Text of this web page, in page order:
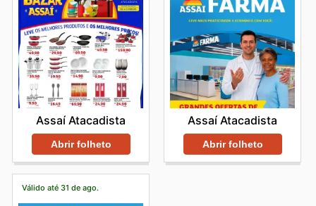
Assaí Atacadista
Abrir folheto
Assaí Atacadista
Abrir folheto
Válido até 31 de ago.